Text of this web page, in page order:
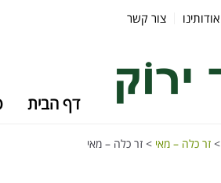
אודותינו צור קשר
דף הבית
> זר כלה – מאי > זר כלה – מאי